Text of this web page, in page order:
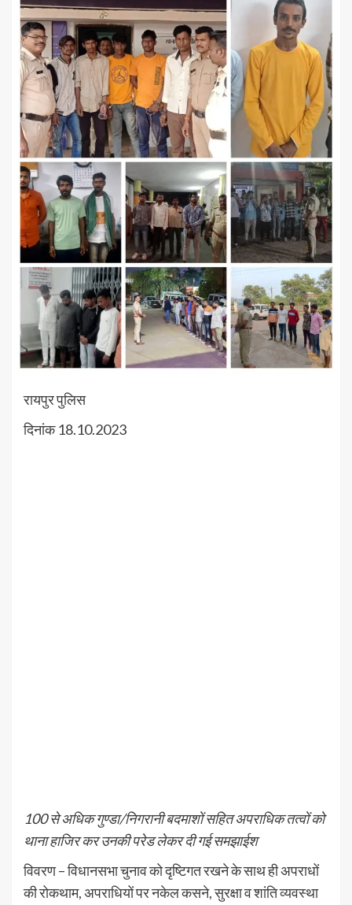
रायपुर पुलिस
दिनांक 18.10.2023
100 से अधिक गुण्डा/निगरानी बदमाशों सहित अपराधिक तत्वों को
थाना हाजिर कर उनकी परेड लेकर दी गई समझाईश
विवरण – विधानसभा चुनाव को दृष्टिगत रखने के साथ ही अपराधों
की रोकथाम, अपराधियों पर नकेल कसने, सुरक्षा व शांति व्यवस्था